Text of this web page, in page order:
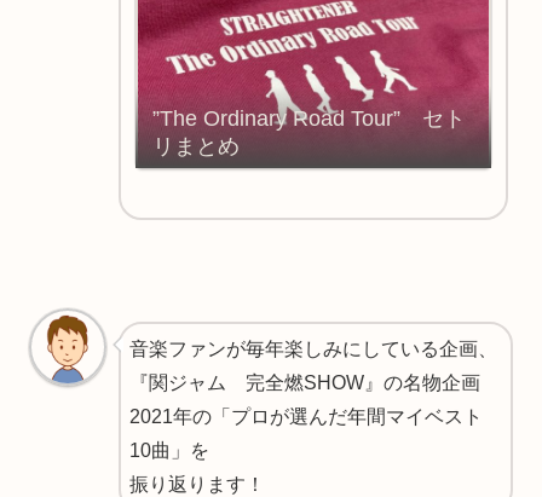
”The Ordinary Road Tour” セト
リまとめ
音楽ファンが毎年楽しみにしている企画、
『関ジャム 完全燃SHOW』の名物企画
2021年の「プロが選んだ年間マイベスト
10曲」を
振り返ります！